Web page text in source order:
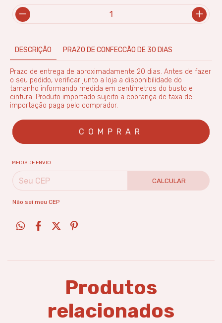
DESCRIÇÃO PRAZO DE CONFECCÃO DE 30 DIAS
Prazo de entrega de aproximadamente 20 dias. Antes de fazer
o seu pedido, verificar junto a loja a disponibilidade do
tamanho informando medida em centímetros do busto e
cintura. Produto importado sujeito a cobrança de taxa de
importação paga pelo comprador.
MEIOS DE ENVIO
CALCULAR
Não sei meu CEP
Produtos
relacionados